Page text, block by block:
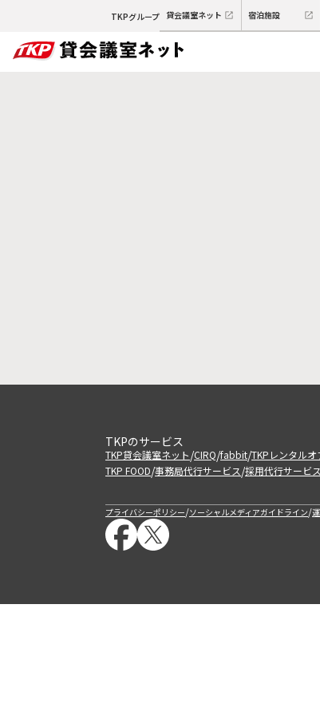
TKPグループ 貸会議室ネット 宿泊施設
TKPのサービス
TKP貸会議室ネット/CIRQ/fabbit/TKPレンタルオ
TKP FOOD/事務局代行サービス/採用代行サービス
プライバシーポリシー/ソーシャルメディアガイドライン/